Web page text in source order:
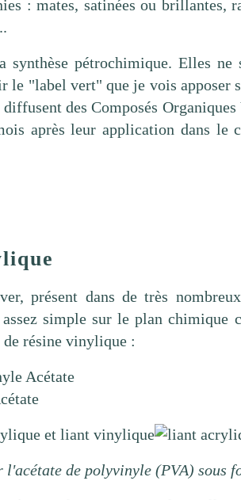
: mates, satinées ou brillantes,
synthèse pétrochimique. Elles
le "label vert" que je vois apposer
des Composés
après leur application dans
présent dans de très
simple sur le plan chimique
résine vinylique :
Acétate
l'acétate de polyvinyle (PVA) sous